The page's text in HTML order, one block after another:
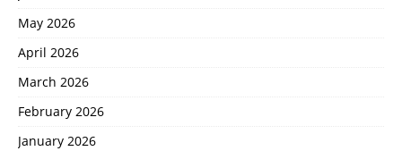
May 2026
April 2026
March 2026
February 2026
January 2026